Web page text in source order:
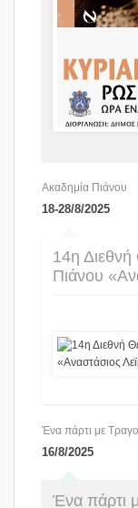
Ακαδημία Πιάνου
18-28/8/2025
14η Διεθνή
Πιάνου
Ένα πάρτι με
16/8/2025
Ένα πάρτι